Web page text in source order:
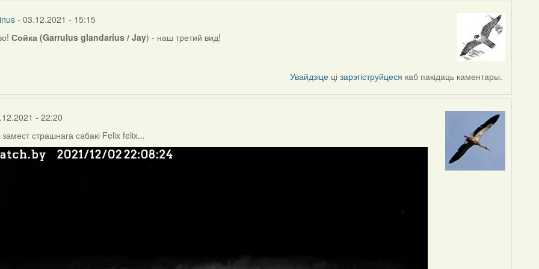
- 03.12.2021 - 15:15
Сойка (Garrulus glandarius / Jay) - наш третий вид!
Увайдзіце цізарэгіструйцеся каб пакідаць каментары.
- 22:20
страшнага сабакі Felix felix...